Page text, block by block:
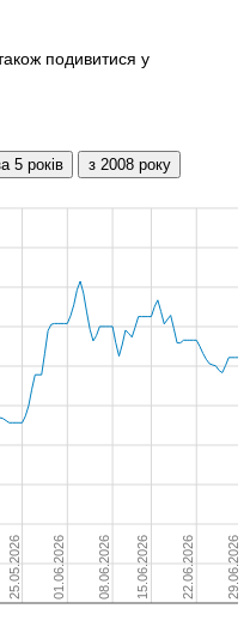
подивитися у